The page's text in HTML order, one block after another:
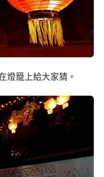
燈籠上給大家猜。